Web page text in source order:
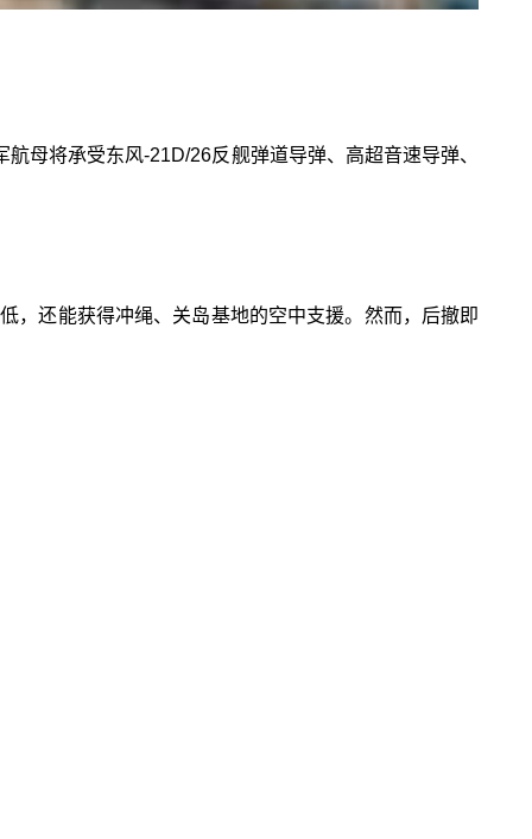
母将承受东风-21D/26反舰弹道导弹、高超音速导弹、
，还能获得冲绳、关岛基地的空中支援。然而，后撤即